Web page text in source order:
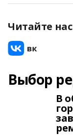
Читайте нас
Выбор
В